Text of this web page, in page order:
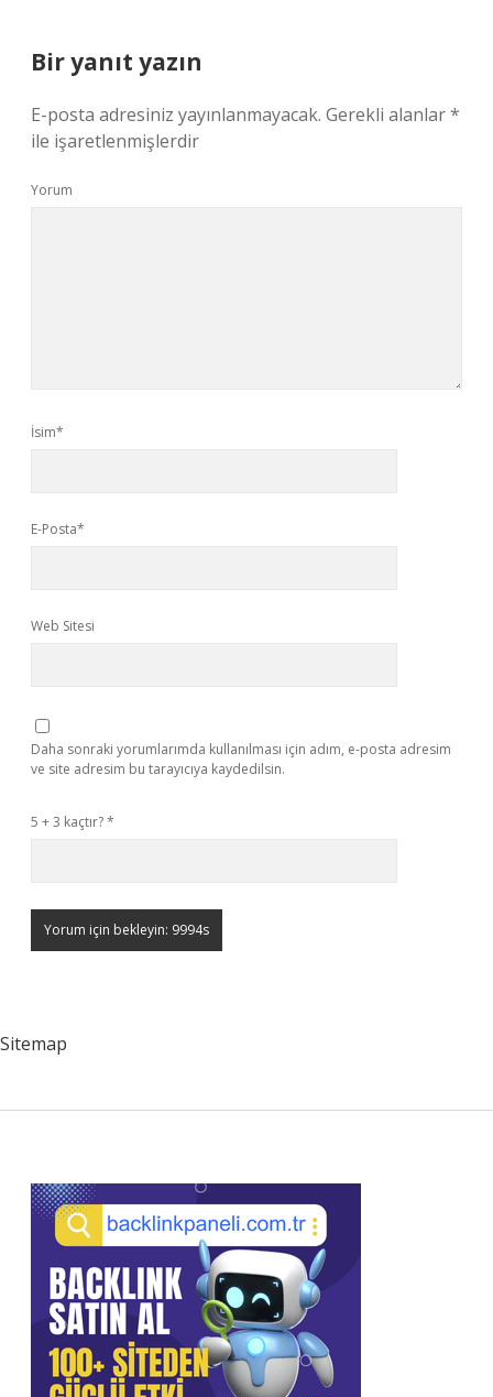
Bir yanıt yazın
E-posta adresiniz yayınlanmayacak. Gerekli alanlar*
ile işaretlenmişlerdir
Yorum
İsim*
E-Posta*
Web Sitesi
Daha sonraki yorumlarımda kullanılması için adım, e-posta adresim
ve site adresim bu tarayıcıya kaydedilsin.
5 + 3 kaçtır?*
Sitemap
Sidebar